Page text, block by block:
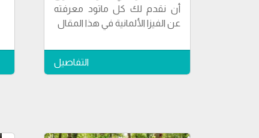
أن نقدم لك كل ماتود معرفته
عن الفيزا الألمانية في هذا المقال
التفاصيل